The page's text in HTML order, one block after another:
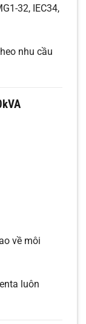
32, IEC34,
nhu cầu
về môi
luôn